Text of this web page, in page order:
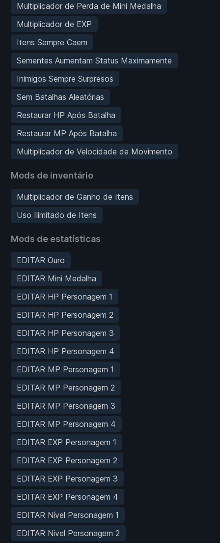
Multiplicador de Perda de Mini Medalha
Multiplicador de EXP
Itens Sempre Caem
Sementes Aumentam Status Maximamente
Inimigos Sempre Surpresos
Sem Batalhas Aleatórias
Restaurar HP Após Batalha
Restaurar MP Após Batalha
Multiplicador de Velocidade de Movimento
Mods de inventário
Multiplicador de Ganho de Itens
Uso Ilimitado de Itens
Mods de estatísticas
EDITAR Ouro
EDITAR Mini Medalha
EDITAR HP Personagem 1
EDITAR HP Personagem 2
EDITAR HP Personagem 3
EDITAR HP Personagem 4
EDITAR MP Personagem 1
EDITAR MP Personagem 2
EDITAR MP Personagem 3
EDITAR MP Personagem 4
EDITAR EXP Personagem 1
EDITAR EXP Personagem 2
EDITAR EXP Personagem 3
EDITAR EXP Personagem 4
EDITAR Nível Personagem 1
EDITAR Nível Personagem 2